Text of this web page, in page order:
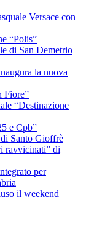
Versace con
“Polis”
di San Demetrio
la nuova
Fiore”
“Destinazione
e Cpb”
Santo Gioffrè
ravvicinati” di
per
il weekend